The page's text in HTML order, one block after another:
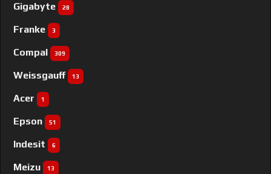
Gigabyte 28
Franke 3
Compal 309
Weissgauff 13
Acer 1
Epson 51
Indesit 6
Meizu 13